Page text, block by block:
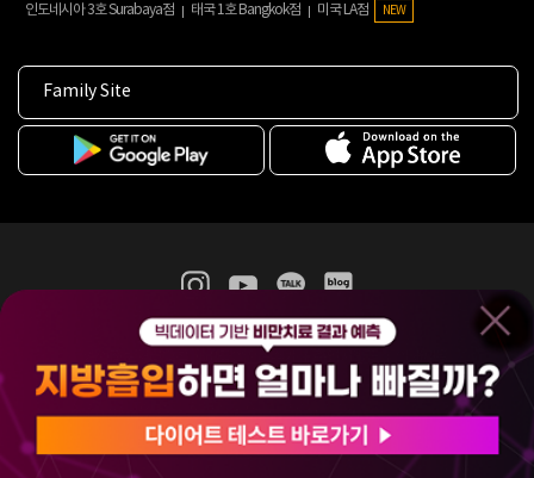
인도네시아 3호 Surabaya점
태국 1호 Bangkok점 미국 LA점 NEW
Family Site
365mc 병·의원 이용약관
홈페이지 이용약관
비급여진료수가
(주)365mcㅣ서울특별시 서초구 서초대로52길 7, 3~4층(서초동, 제일빌딩)
120-87-04354ㅣ김남철
COPYRIGHT(C) 2025 365mc. ALL RIGHTS RESERVED.